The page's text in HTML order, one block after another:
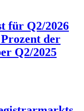
für Q2/2026
der
Q2/2025